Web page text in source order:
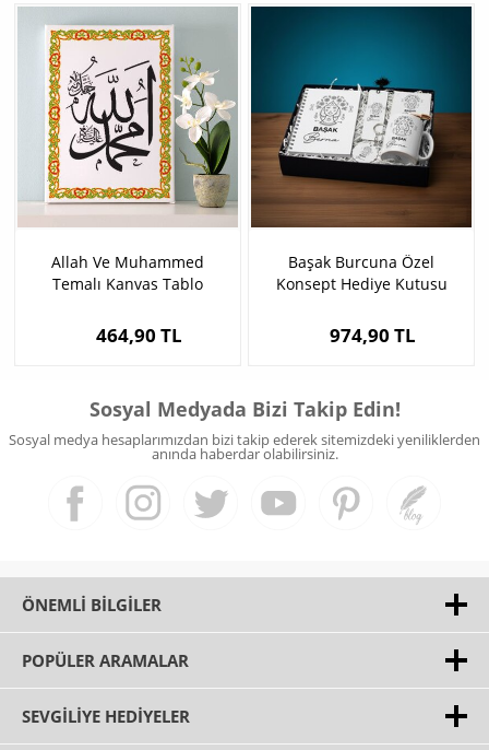
Allah Ve Muhammed
Temalı Kanvas Tablo
464,90 TL
Başak Burcuna Özel
Konsept Hediye Kutusu
974,90 TL
Sosyal Medyada Bizi Takip Edin!
Sosyal medya hesaplarımızdan bizi takip ederek sitemizdeki yeniliklerden
anında haberdar olabilirsiniz.
ÖNEMLI BILGILER
POPÜLER ARAMALAR
SEVGILIYE HEDIYELER